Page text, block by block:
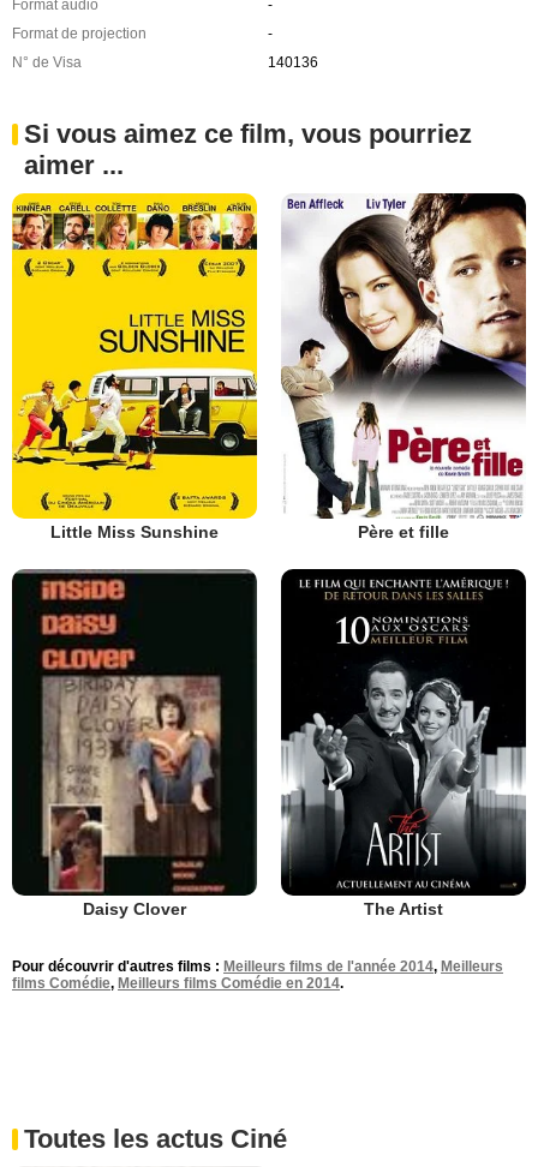
Format audio
-
Format de projection
-
N° de Visa
140136
Si vous aimez ce film, vous pourriez
aimer ...
Little Miss Sunshine Père et fille
Daisy Clover The Artist
Pour découvrir d'autres films : Meilleurs films de l'année 2014, Meilleurs
films Comédie, Meilleurs films Comédie en 2014.
Toutes les actus Ciné